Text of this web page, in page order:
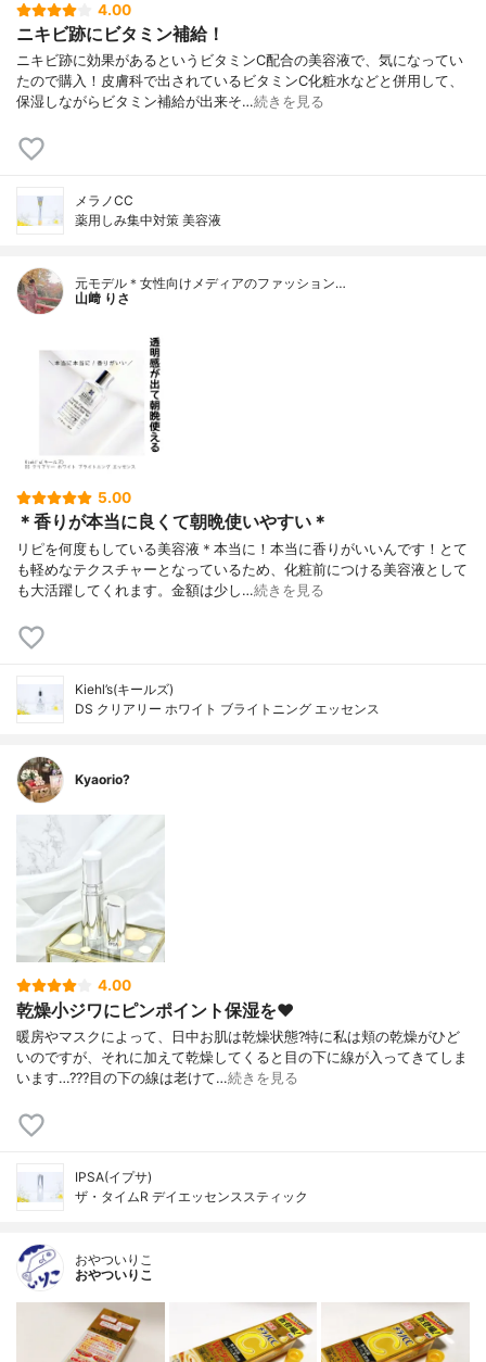
4.00
ニキビ跡にビタミン補給！
ニキビ跡に効果があるというビタミンC配合の美容液で、気になってい
たので購入！皮膚科で出されているビタミンC化粧水などと併用して、
保湿しながらビタミン補給が出来そ…続きを見る
メラノCC
薬用しみ集中対策 美容液
元モデル＊女性向けメディアのファッション…
山﨑 りさ
5.00
＊香りが本当に良くて朝晩使いやすい＊
リピを何度もしている美容液＊本当に！本当に香りがいいんです！とて
も軽めなテクスチャーとなっているため、化粧前につける美容液として
も大活躍してくれます。金額は少し…続きを見る
Kiehl’s(キールズ)
DS クリアリー ホワイト ブライトニング エッセンス
Kyaorio?
4.00
乾燥小ジワにピンポイント保湿を❤️
暖房やマスクによって、日中お肌は乾燥状態?特に私は頬の乾燥がひど
いのですが、それに加えて乾燥してくると目の下に線が入ってきてしま
います…???目の下の線は老けて…続きを見る
IPSA(イプサ)
ザ・タイムR デイエッセンススティック
おやついりこ
おやついりこ